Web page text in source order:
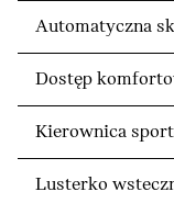
Automatyczna
Dostęp
Kierownica
Lusterko